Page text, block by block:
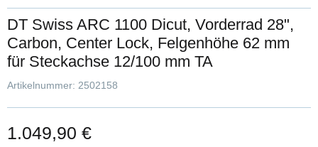
DT Swiss ARC 1100 Dicut, Vorderrad 28",
Carbon, Center Lock, Felgenhöhe 62 mm
für Steckachse 12/100 mm TA
Artikelnummer: 2502158
1.049,90 €